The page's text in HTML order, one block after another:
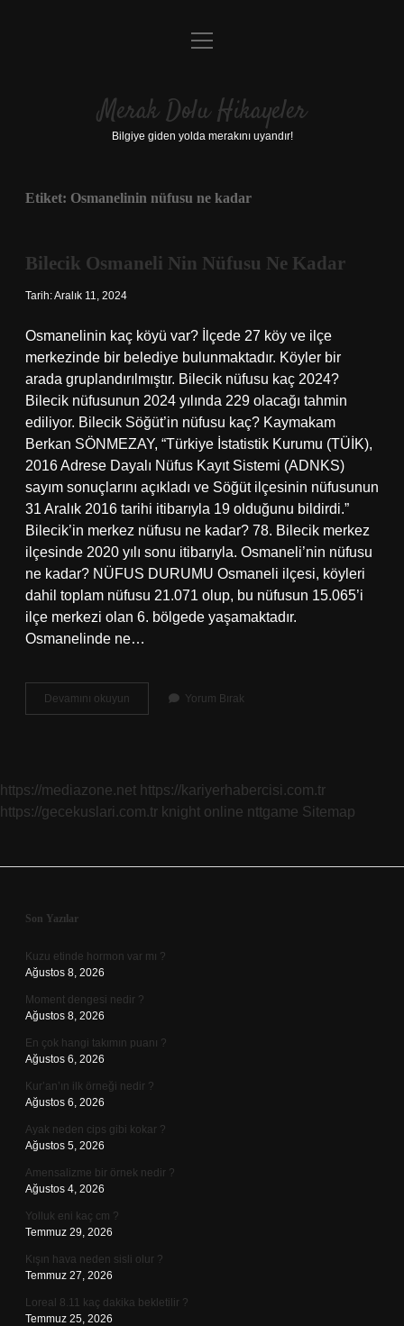
Anasayfa
Yasal Uyarı
menüyü
Merak Dolu Hikayeler
Bilgiye giden yolda merakını uyandır!
Etiket: Osmanelinin nüfusu ne kadar
Bilecik Osmaneli Nin Nüfusu Ne Kadar
Tarih: Aralık 11, 2024
Osmanelinin kaç köyü var? İlçede 27 köy ve ilçe
merkezinde bir belediye bulunmaktadır. Köyler bir
arada gruplandırılmıştır. Bilecik nüfusu kaç 2024?
Bilecik nüfusunun 2024 yılında 229 olacağı tahmin
ediliyor. Bilecik Söğüt’in nüfusu kaç? Kaymakam
Berkan SÖNMEZAY, “Türkiye İstatistik Kurumu (TÜİK),
2016 Adrese Dayalı Nüfus Kayıt Sistemi (ADNKS)
sayım sonuçlarını açıkladı ve Söğüt ilçesinin nüfusunun
31 Aralık 2016 tarihi itibarıyla 19 olduğunu bildirdi.”
Bilecik’in merkez nüfusu ne kadar? 78. Bilecik merkez
ilçesinde 2020 yılı sonu itibarıyla. Osmaneli’nin nüfusu
ne kadar? NÜFUS DURUMU Osmaneli ilçesi, köyleri
dahil toplam nüfusu 21.071 olup, bu nüfusun 15.065’i
ilçe merkezi olan 6. bölgede yaşamaktadır.
Osmanelinde ne…
Devamını okuyun
Osmaneli
Yorum Bırak
https://mediazone.net https://kariyerhabercisi.com.tr
https://gecekuslari.com.tr knight online nttgame Sitemap
Sidebar
Son Yazılar
Kuzu etinde hormon var mı ?
Ağustos 8, 2026
Moment dengesi nedir ?
Ağustos 8, 2026
En çok hangi takımın puanı ?
Ağustos 6, 2026
Kur’an’ın ilk örneği nedir ?
Ağustos 6, 2026
Ayak neden cips gibi kokar ?
Ağustos 5, 2026
Amensalizme bir örnek nedir ?
Ağustos 4, 2026
Yolluk eni kaç cm ?
Temmuz 29, 2026
Kışın hava neden sisli olur ?
Temmuz 27, 2026
Loreal 8.11 kaç dakika bekletilir ?
Temmuz 25, 2026